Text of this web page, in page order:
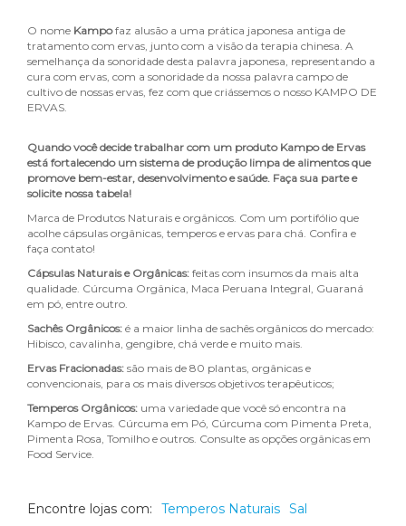
O nome Kampofaz alusão a uma prática japonesa antiga de
tratamento com ervas, junto com a visão da terapia chinesa. A
semelhança da sonoridade desta palavra japonesa, representando a
cura com ervas, com a sonoridade da nossa palavra campo de
cultivo de nossas ervas, fez com que criássemos o nosso KAMPO DE
ERVAS.
Quando você decide trabalhar com um produto Kampo de Ervas
está fortalecendo um sistema de produção limpa de alimentos que
promove bem-estar, desenvolvimento e saúde. Faça sua parte e
solicite nossa tabela!
Marca de Produtos Naturais e orgânicos. Com um portifólio que
acolhe cápsulas orgânicas, temperos e ervas para chá. Confira e
faça contato!
Cápsulas Naturais e Orgânicas: feitas com insumos da mais alta
qualidade. Cúrcuma Orgânica, Maca Peruana Integral, Guaraná
em pó, entre outro.
Sachês Orgânicos: é a maior linha de sachês orgânicos do mercado:
Hibisco, cavalinha, gengibre, chá verde e muito mais.
Ervas Fracionadas: são mais de 80 plantas, orgânicas e
convencionais, para os mais diversos objetivos terapêuticos;
Temperos Orgânicos: uma variedade que você só encontra na
Kampo de Ervas. Cúrcuma em Pó, Cúrcuma com Pimenta Preta,
Pimenta Rosa, Tomilho e outros. Consulte as opções orgânicas em
Food Service.
Encontre lojas com: Temperos Naturais Sal